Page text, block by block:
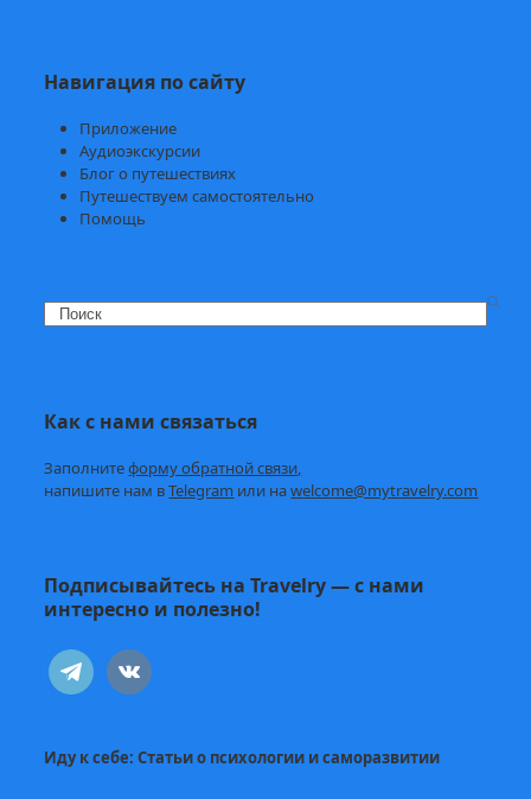
Навигация по сайту
Приложение
Аудиоэкскурсии
Блог о путешествиях
Путешествуем самостоятельно
Помощь
Search
Как с нами связаться
Заполнитеформу обратной связи,
напишите нам вTelegram или наwelcome@mytravelry.com
Подписывайтесь на Travelry — с нами
интересно и полезно!
telegramvkontakte
Иду к себе:Статьи о психологии и саморазвитии